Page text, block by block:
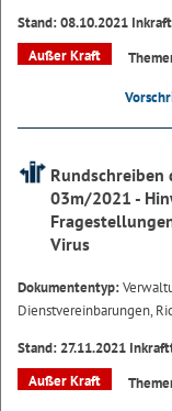
Stand: 08.10.2021
Außer Kraft
Rundschreiben
03m/2021 -
Virus
Dokumententyp:
Dienstvereinbarungen,
Stand: 27.11.2021
Außer Kraft